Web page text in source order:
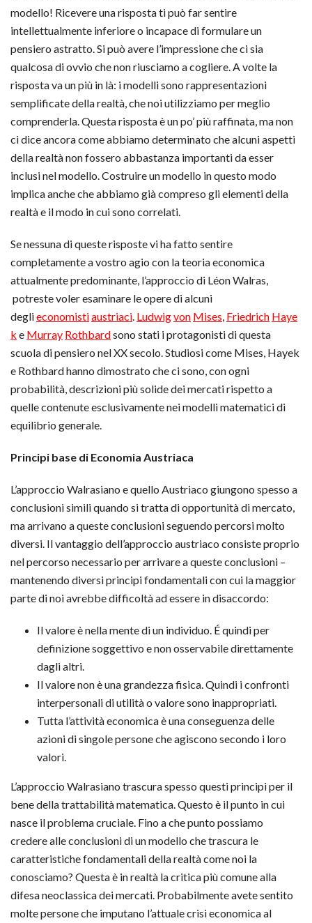
modello! Ricevere una risposta ti può far sentire
intellettualmente inferiore o incapace di formulare un
pensiero astratto. Si può avere l’impressione che ci sia
qualcosa di ovvio che non riusciamo a cogliere. A volte la
risposta va un più in là: i modelli sono rappresentazioni
semplificate della realtà, che noi utilizziamo per meglio
comprenderla. Questa risposta è un po’ più raffinata, ma non
ci dice ancora come abbiamo determinato che alcuni aspetti
della realtà non fossero abbastanza importanti da esser
inclusi nel modello. Costruire un modello in questo modo
implica anche che abbiamo già compreso gli elementi della
realtà e il modo in cui sono correlati.
Se nessuna di queste risposte vi ha fatto sentire
completamente a vostro agio con la teoria economica
attualmente predominante, l’approccio di Léon Walras,
potreste voler esaminare le opere di alcuni
deglieconomistiaustriaci. Ludwigvon Mises, Friedrich Haye
k e Murray Rothbardsono stati i protagonisti di questa
scuola di pensiero nel XX secolo. Studiosi come Mises, Hayek
e Rothbard hanno dimostrato che ci sono, con ogni
probabilità, descrizioni più solide dei mercati rispetto a
quelle contenute esclusivamente nei modelli matematici di
equilibrio generale.
Principi base di Economia Austriaca
L’approccio Walrasiano e quello Austriaco giungono spesso a
conclusioni simili quando si tratta di opportunità di mercato,
ma arrivano a queste conclusioni seguendo percorsi molto
diversi. Il vantaggio dell’approccio austriaco consiste proprio
nel percorso necessario per arrivare a queste conclusioni –
mantenendo diversi principi fondamentali con cui la maggior
parte di noi avrebbe difficoltà ad essere in disaccordo:
Il valore è nella mente di un individuo. É quindi per
definizione soggettivo e non osservabile direttamente
dagli altri.
Il valore non è una grandezza fisica. Quindi i confronti
interpersonali di utilità o valore sono inappropriati.
Tutta l’attività economica è una conseguenza delle
azioni di singole persone che agiscono secondo i loro
valori.
L’approccio Walrasiano trascura spesso questi principi per il
bene della trattabilità matematica. Questo è il punto in cui
nasce il problema cruciale. Fino a che punto possiamo
credere alle conclusioni di un modello che trascura le
caratteristiche fondamentali della realtà come noi la
conosciamo? Questa è in realtà la critica più comune alla
difesa neoclassica dei mercati. Probabilmente avete sentito
molte persone che imputano l’attuale crisi economica al